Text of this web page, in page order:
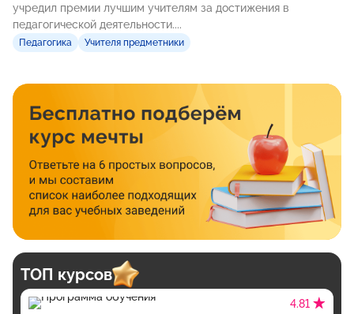
учредил премии лучшим учителям за достижения в
педагогической деятельности....
Педагогика Учителя предметники
ТОП курсов
4.81